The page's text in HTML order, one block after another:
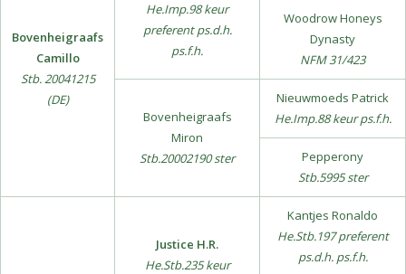
Bovenheigraafs
Camillo
Stb. 20041215
(DE)
He.Imp.98 keur
preferent ps.d.h.
ps.f.h.
Woodrow Honeys
Dynasty
NFM 31/423
Bovenheigraafs
Miron
Stb.20002190 ster
Nieuwmoeds Patrick
He.Imp.88 keur ps.f.h.
Pepperony
Stb.5995 ster
Justice H.R.
He.Stb.235 keur
Kantjes Ronaldo
He.Stb.197 preferent
ps.d.h. ps.f.h.